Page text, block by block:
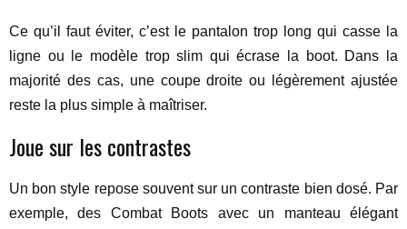
Ce qu’il faut éviter, c’est le pantalon trop long qui casse la
ligne ou le modèle trop slim qui écrase la boot. Dans la
majorité des cas, une coupe droite ou légèrement ajustée
reste la plus simple à maîtriser.
Joue sur les contrastes
Un bon style repose souvent sur un contraste bien dosé. Par
exemple, des Combat Boots avec un manteau élégant